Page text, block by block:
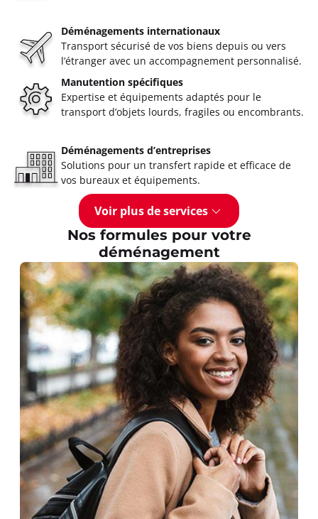
Déménagements internationaux
Transport sécurisé de vos biens depuis ou vers
l’étranger avec un accompagnement personnalisé.
Manutention spécifiques
Expertise et équipements adaptés pour le
transport d’objets lourds, fragiles ou encombrants.
Déménagements d’entreprises
Solutions pour un transfert rapide et efficace de
vos bureaux et équipements.
Voir plus de services
Nos formules pour votre
déménagement